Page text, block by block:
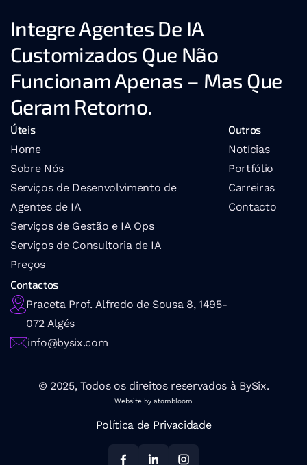
Integre Agentes De IA
Customizados Que Não
Funcionam Apenas – Mas Que
Geram Retorno.
Úteis
Home
Sobre Nós
Serviços de Desenvolvimento de
Agentes de IA
Serviços de Gestão e IA Ops
Serviços de Consultoria de IA
Preços
Outros
Notícias
Portfólio
Carreiras
Contacto
Contactos
Praceta Prof. Alfredo de Sousa 8, 1495-
072 Algés
info@bysix.com
© 2025, Todos os direitos reservados à BySix.
Website by atombloom
Política de Privacidade